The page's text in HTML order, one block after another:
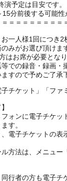
予定は目安です。
分前後する可能性
＝＝＝＝＝＝＝＝
一人様1回につき2
みがお選び頂けま
お席が必要とな
での録音・録画・
すので予めご了承
チケット」「ファ
ォンに電子チケ
す。
電子チケットの
方法は、メニュー
行者の方も電子チ